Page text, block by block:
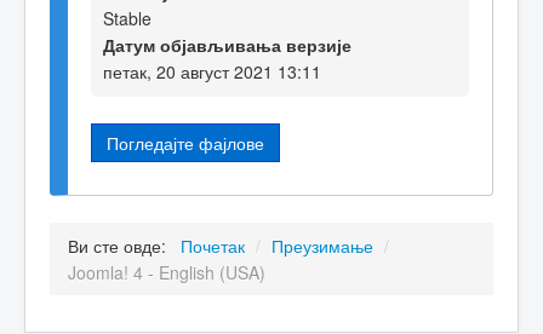
Stable
Датум објављивања верзије
петак, 20 август 2021 13:11
Погледајте фајлове
Ви сте овде: Почетак / Преузимање /
Joomla! 4 - English (USA)